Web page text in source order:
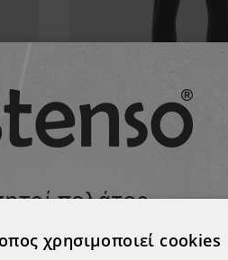
Ισοθερμικό
17,61 €
χρησιμοποιεί cookies